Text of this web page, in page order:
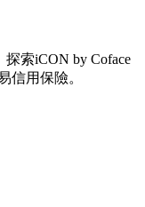
索iCON by Coface
信用保險。